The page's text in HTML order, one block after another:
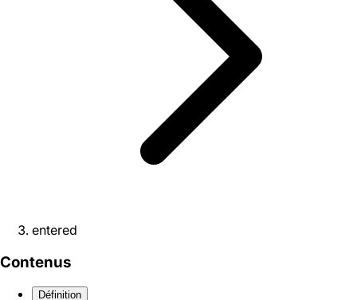
entered
Contenus
Définition